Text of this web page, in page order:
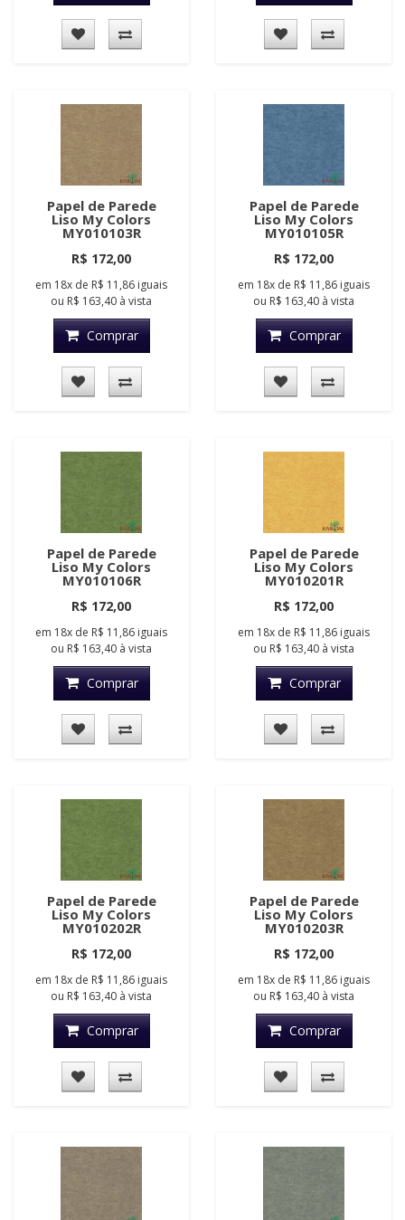
Papel de Parede
Liso My Colors
MY010103R
R$ 172,00
em 18x de R$ 11,86 iguais
ou R$ 163,40 à vista
Comprar
Papel de Parede
Liso My Colors
MY010105R
R$ 172,00
em 18x de R$ 11,86 iguais
ou R$ 163,40 à vista
Comprar
Papel de Parede
Liso My Colors
MY010106R
R$ 172,00
em 18x de R$ 11,86 iguais
ou R$ 163,40 à vista
Comprar
Papel de Parede
Liso My Colors
MY010201R
R$ 172,00
em 18x de R$ 11,86 iguais
ou R$ 163,40 à vista
Comprar
Papel de Parede
Liso My Colors
MY010202R
R$ 172,00
em 18x de R$ 11,86 iguais
ou R$ 163,40 à vista
Comprar
Papel de Parede
Liso My Colors
MY010203R
R$ 172,00
em 18x de R$ 11,86 iguais
ou R$ 163,40 à vista
Comprar